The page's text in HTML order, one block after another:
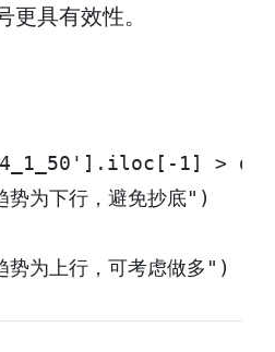
具有效性。
1] >
为下行，避免抄底")
为上行，可考虑做多")